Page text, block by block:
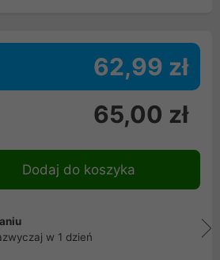
62,99 zł
65,00 zł
Dodaj do koszyka
w 1 dzień